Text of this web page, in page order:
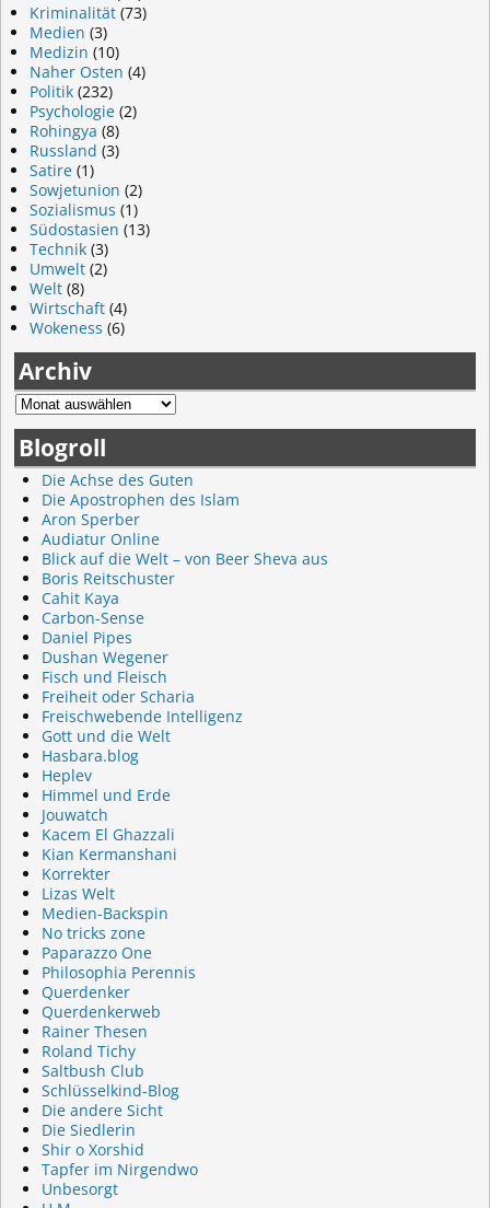
Kriminalität (73)
Medien (3)
Medizin (10)
Naher Osten (4)
Politik (232)
Psychologie (2)
Rohingya (8)
Russland (3)
Satire (1)
Sowjetunion (2)
Sozialismus (1)
Südostasien (13)
Technik (3)
Umwelt (2)
Welt (8)
Wirtschaft (4)
Wokeness (6)
Archiv
Blogroll
Die Achse des Guten
Die Apostrophen des Islam
Aron Sperber
Audiatur Online
Blick auf die Welt – von Beer Sheva aus
Boris Reitschuster
Cahit Kaya
Carbon-Sense
Daniel Pipes
Dushan Wegener
Fisch und Fleisch
Freiheit oder Scharia
Freischwebende Intelligenz
Gott und die Welt
Hasbara.blog
Heplev
Himmel und Erde
Jouwatch
Kacem El Ghazzali
Kian Kermanshani
Korrekter
Lizas Welt
Medien-Backspin
No tricks zone
Paparazzo One
Philosophia Perennis
Querdenker
Querdenkerweb
Rainer Thesen
Roland Tichy
Saltbush Club
Schlüsselkind-Blog
Die andere Sicht
Die Siedlerin
Shir o Xorshid
Tapfer im Nirgendwo
Unbesorgt